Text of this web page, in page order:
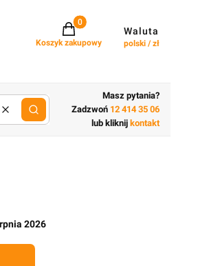
Projekty w koszyku: 0. Zobacz
Koszyk zakupowy
Waluta
polski / zł
Wyczyśćlub wpisz cechy budynku
Masz pytania?
Zadzwoń 12 414 35 06
lub kliknij kontakt
2026